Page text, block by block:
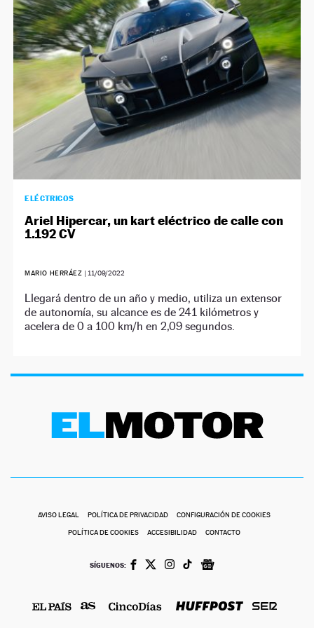
NEWSLETTER
SÍGUENOS
ELÉCTRICOS
Ariel Hipercar, un kart eléctrico de calle con
1.192 CV
MARIO HERRÁEZ | 11/09/2022
Llegará dentro de un año y medio, utiliza un extensor
de autonomía, su alcance es de 241 kilómetros y
acelera de 0 a 100 km/h en 2,09 segundos.
AVISO LEGAL POLÍTICA DE PRIVACIDAD CONFIGURACIÓN DE COOKIES
POLÍTICA DE COOKIES ACCESIBILIDAD CONTACTO
SÍGUENOS: